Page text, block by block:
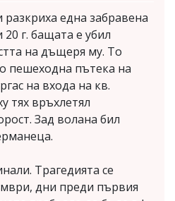
разкриха една забравена
г. бащата е убил
на дъщеря му. То
пешеходна пътека на
на входа на кв.
тях връхлетял
Зад волана бил
Трагедията се
дни преди първия